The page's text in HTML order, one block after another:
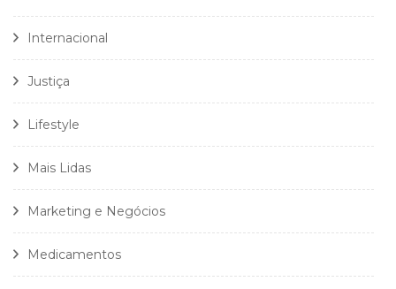
Internacional
Justiça
Lifestyle
Mais Lidas
Marketing e Negócios
Medicamentos